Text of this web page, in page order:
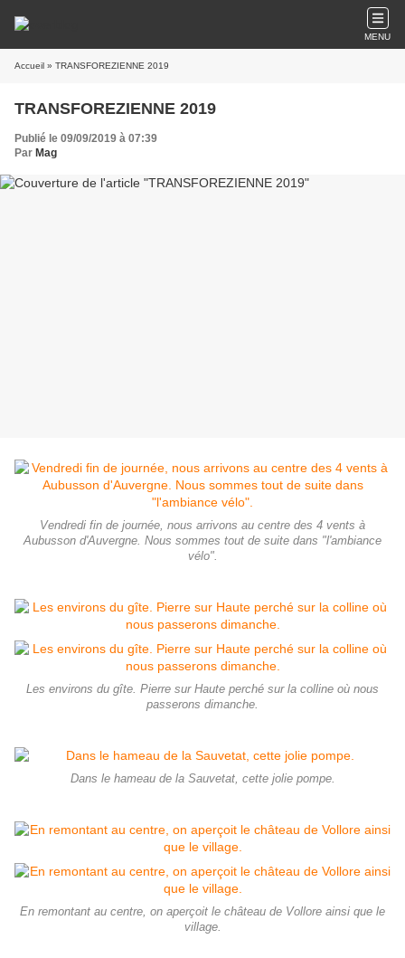
MENU
Accueil » TRANSFOREZIENNE 2019
TRANSFOREZIENNE 2019
Publié le 09/09/2019 à 07:39
Par Mag
Vendredi fin de journée, nous arrivons au centre des 4 vents à
Aubusson d'Auvergne. Nous sommes tout de suite dans "l'ambiance
vélo".
Les environs du gîte. Pierre sur Haute perché sur la colline où nous
passerons dimanche.
Dans le hameau de la Sauvetat, cette jolie pompe.
En remontant au centre, on aperçoit le château de Vollore ainsi que le
village.